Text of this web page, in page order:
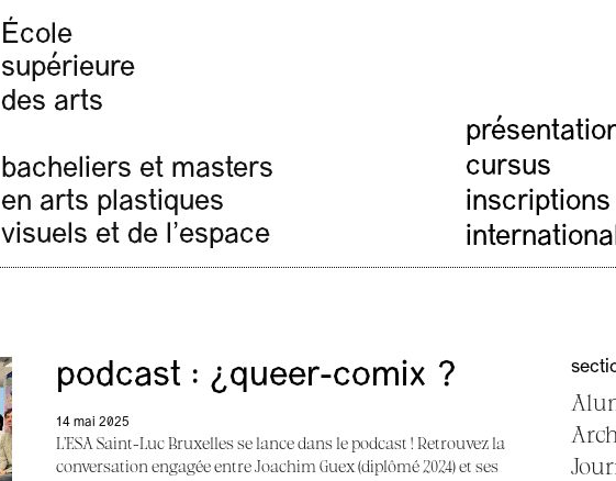
École
supérieure
des arts
bacheliers et masters
en arts plastiques
visuels et de l'espace
cursus
inscriptions
podcast : ¿queer-comix ?
14 mai 2025
L’ESA Saint-Luc Bruxelles se lance dans le podcast ! Retrouvez la
conversation engagée entre Joachim Guex (diplômé 2024) et ses